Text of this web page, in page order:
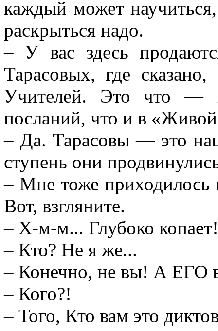
каждый может
раскрыться надо.
– У вас здесь
Тарасовых, где
Учителей. Это что —
посланий, что и в «Живой
– Да. Тарасовы — это
ступень они
– Мне тоже приходилось
Вот, взгляните.
– Х-м-м... Глубоко копает!
– Кто? Не я же...
– Конечно, не вы! А ЕГО
– Кого?!
– Того, Кто вам это